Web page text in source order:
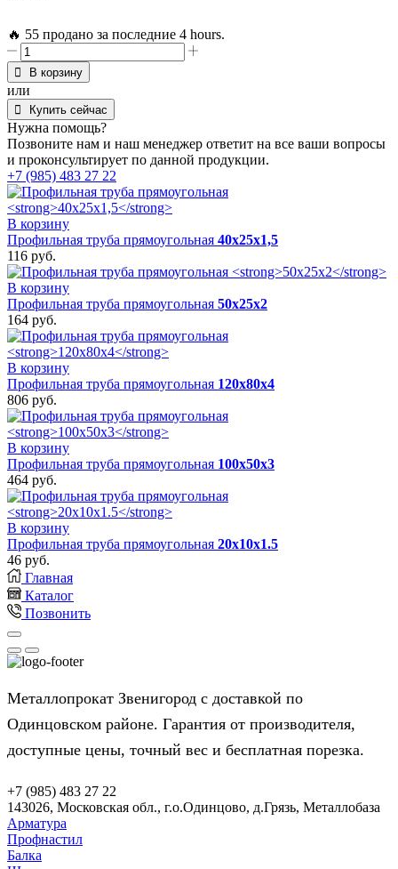
🔥 55 продано за последние 4 hours.
Количество
товара
Профильная
труба
прямоугольная
80х40х3
В корзину
или
Купить сейчас
Нужна помощь?
Позвоните нам и наш менеджер ответит на все ваши вопросы
и проконсультирует по данной продукции.
+7 (985) 483 27 22
В корзину
Профильная труба прямоугольная 40х25х1,5
116 руб.
В корзину
Профильная труба прямоугольная 50х25х2
164 руб.
В корзину
Профильная труба прямоугольная 120х80х4
806 руб.
В корзину
Профильная труба прямоугольная 100х50х3
464 руб.
В корзину
Профильная труба прямоугольная 20x10x1.5
46 руб.
Главная
Каталог
Позвонить
Металлопрокат Звенигород с доставкой по
Одинцовском районе. Гарантия от производителя,
доступные цены, точный вес и бесплатная порезка.
+7 (985) 483 27 22
143026, Московская обл., г.о.Одинцово, д.Грязь, Металлобаза
Арматура
Профнастил
Балка